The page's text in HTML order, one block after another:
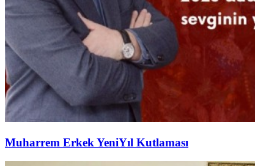
Muharrem Erkek YeniYıl Kutlaması